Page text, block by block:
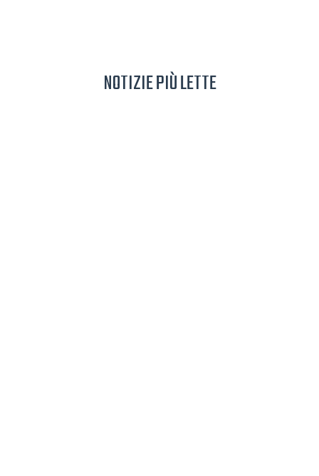
NOTIZIE PIÙ LETTE